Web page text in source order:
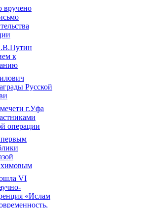
вручено
к
Русской
г.Уфа
операции
VI
«Ислам